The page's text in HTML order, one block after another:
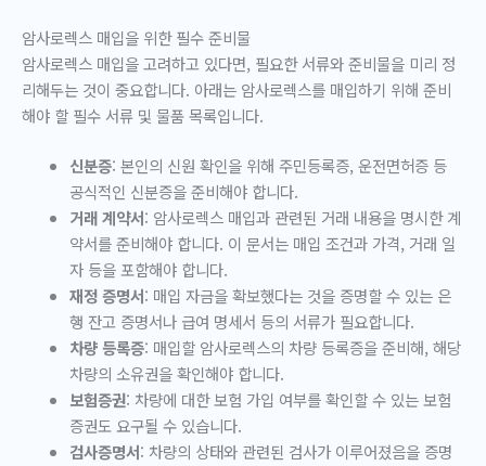
암사로렉스 매입을 위한 필수 준비물
암사로렉스 매입을 고려하고 있다면, 필요한 서류와 준비물을 미리 정
리해두는 것이 중요합니다. 아래는 암사로렉스를 매입하기 위해 준비
해야 할 필수 서류 및 물품 목록입니다.
신분증: 본인의 신원 확인을 위해 주민등록증, 운전면허증 등
공식적인 신분증을 준비해야 합니다.
거래 계약서: 암사로렉스 매입과 관련된 거래 내용을 명시한 계
약서를 준비해야 합니다. 이 문서는 매입 조건과 가격, 거래 일
자 등을 포함해야 합니다.
재정 증명서: 매입 자금을 확보했다는 것을 증명할 수 있는 은
행 잔고 증명서나 급여 명세서 등의 서류가 필요합니다.
차량 등록증: 매입할 암사로렉스의 차량 등록증을 준비해, 해당
차량의 소유권을 확인해야 합니다.
보험증권: 차량에 대한 보험 가입 여부를 확인할 수 있는 보험
증권도 요구될 수 있습니다.
검사증명서: 차량의 상태와 관련된 검사가 이루어졌음을 증명